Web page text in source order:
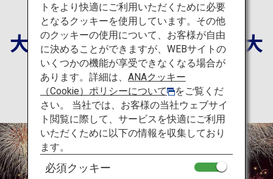
おすすめの旅
旅のアイデア
行き先
旅のお役立ち情報
アクティビティ 秋田
大曲の花火「全国花火競技大
会」
トをより快適にご利用いただくために必要
となるクッキーを使用しています。その他
のクッキーの使用について、お客様が自由
に決めることができますが、WEBサイトの
いくつかの機能が享受できなくなる場合が
あります。詳細は、 ANAクッキー
（Cookie）ポリシーについて
をご覧くだ
さい。 当社では、お客様の当社ウェブサイ
ト閲覧に際して、サービスを快適にご利用
いただくために以下の情報を収集しており
ます。
必須クッキー